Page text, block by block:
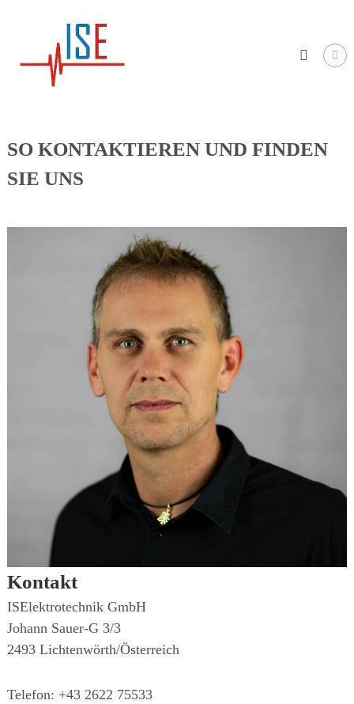
Steyrer
SO KONTAKTIEREN UND FINDEN
SIE UNS
Kontakt
ISElektrotechnik GmbH
Johann Sauer-G 3/3
2493 Lichtenwörth/Österreich
Telefon: +43 2622 75533